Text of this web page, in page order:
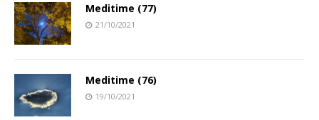
Meditime (77)
21/10/2021
Meditime (76)
19/10/2021